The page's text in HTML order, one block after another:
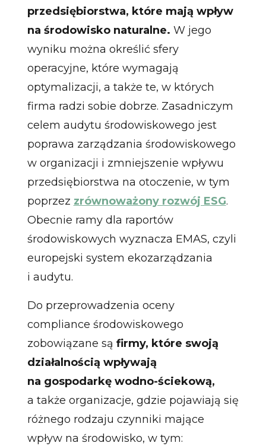
przedsiębiorstwa, które mają wpływ
na środowisko naturalne. W jego
wyniku można określić sfery
operacyjne, które wymagają
optymalizacji, a także te, w których
firma radzi sobie dobrze. Zasadniczym
celem audytu środowiskowego jest
poprawa zarządzania środowiskowego
w organizacji i zmniejszenie wpływu
przedsiębiorstwa na otoczenie, w tym
poprzez zrównoważony rozwój ESG.
Obecnie ramy dla raportów
środowiskowych wyznacza EMAS, czyli
europejski system ekozarządzania
i audytu.
Do przeprowadzenia oceny
compliance środowiskowego
zobowiązane są firmy, które swoją
działalnością wpływają
na gospodarkę wodno-ściekową,
a także organizacje, gdzie pojawiają się
różnego rodzaju czynniki mające
wpływ na środowisko, w tym: